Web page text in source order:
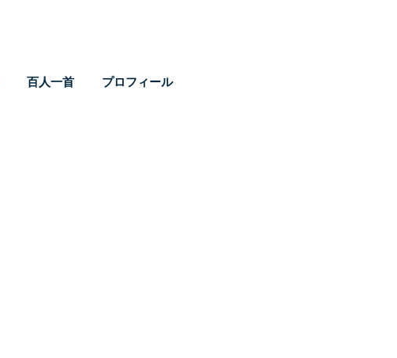
百人一首 プロフィール